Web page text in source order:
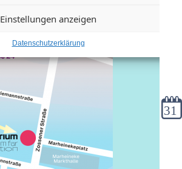
Einstellungen anzeigen
Datenschutzerklärung